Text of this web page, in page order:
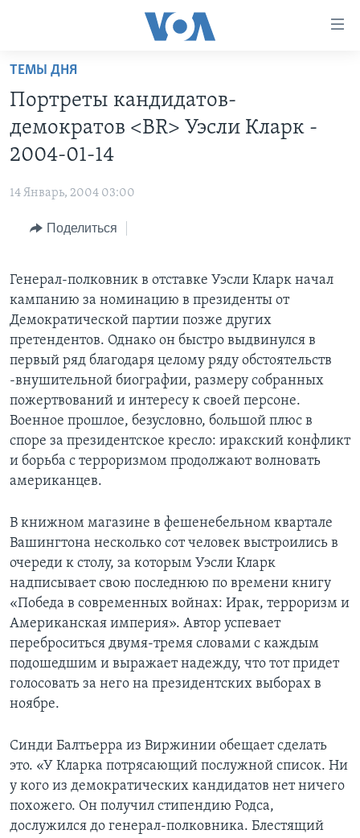
Перейти
основной
контент
Перейти
основной
навигации
Перейти
ПРОГРАММЫ
ИТОГИ
ПОЧЕМУ ЭТО ВАЖНО?
ДЕТАЛИ
НЬЮ-ЙОРК NEW YORK
АМЕРИКА. БОЛЬШОЕ ПУТЕШЕСТВИЕ
ПРОЕКТЫ
НАША АМЕРИКАНСКАЯ ИСТОРИЯ
А КАК В АМЕРИКЕ?
АМЕРИКАНСКИЕ ГОРОДКИ
ТЕСТЫ
ИНТЕРВЬЮ
ФАКТЫ ПРОТИВ ФЕЙКОВ
УЧИМ АНГЛИЙСКИЙ
ВИДЕО
ПОДПИСКА НА НОВОСТИ
Learning English
СОЦИАЛЬНЫЕ СЕТИ
ТЕМЫ ДНЯ
Портреты кандидатов-
демократов <BR> Уэсли Кларк -
2004-01-14
14 Январь, 2004 03:00
Поделиться
Генерал-полковник в отставке Уэсли Кларк начал
кампанию за номинацию в президенты от
Демократической партии позже других
претендентов. Однако он быстро выдвинулся в
первый ряд благодаря целому ряду обстоятельств
-внушительной биографии, размеру собранных
пожертвований и интересу к своей персоне.
Военное прошлое, безусловно, большой плюс в
споре за президентское кресло: иракский конфликт
и борьба с терроризмом продолжают волновать
американцев.
В книжном магазине в фешенебельном квартале
Вашингтона несколько сот человек выстроились в
очереди к столу, за которым Уэсли Кларк
надписывает свою последнюю по времени книгу
«Победа в современных войнах: Ирак, терроризм и
Американская империя». Автор успевает
переброситься двумя-тремя словами с каждым
подошедшим и выражает надежду, что тот придет
голосовать за него на президентских выборах в
ноябре.
Синди Балтьерра из Виржинии обещает сделать
это. «У Кларка потрясающий послужной список. Ни
у кого из демократических кандидатов нет ничего
похожего. Он получил стипендию Родса,
дослужился до генерал-полковника. Блестящий